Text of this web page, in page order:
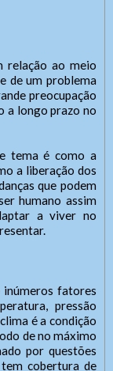
relação ao meio
de um problema
preocupação
a longo prazo no
tema é como a
a liberação dos
que podem
humano assim
a viver no
inúmeros fatores
pressão
é a condição
de no máximo
por questões
cobertura de